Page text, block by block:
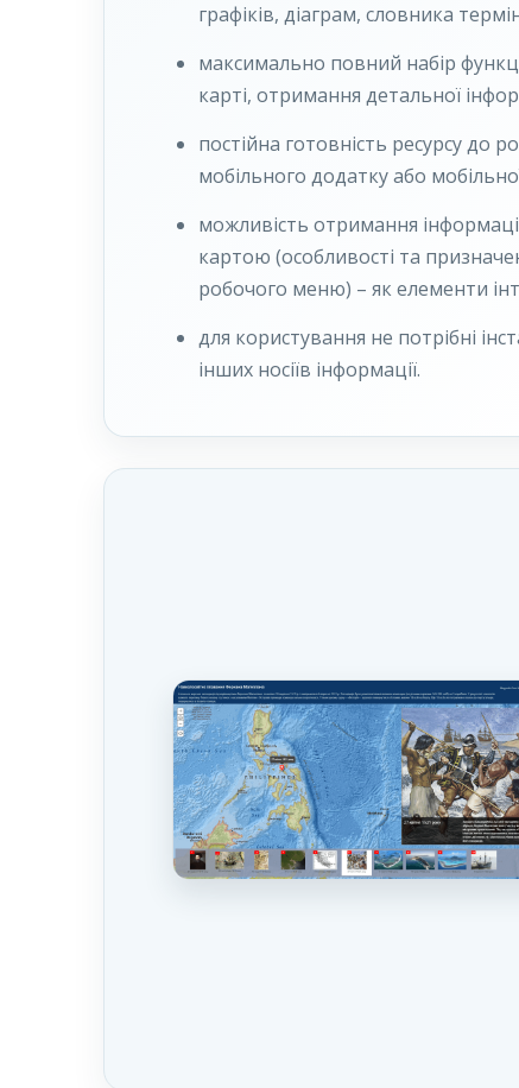
графіків, діаграм, словника
максимально повний набір
карті, отримання детальної
постійна готовність ресурсу до
мобільного додатку або мобільної
можливість отримання
картою (особливості та
робочого меню) – як елементи
для користування не потрібні
інших носіїв інформації.